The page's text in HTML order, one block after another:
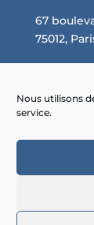
Nous utilisons
service.
67
75012,
Pourquoi
achats ?